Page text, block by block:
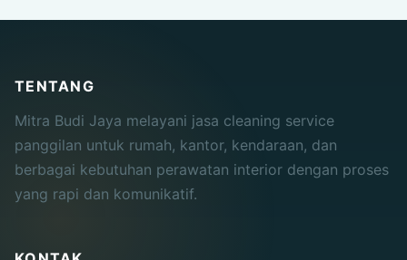
TENTANG
Mitra Budi Jaya melayani jasa cleaning service
panggilan untuk rumah, kantor, kendaraan, dan
berbagai kebutuhan perawatan interior dengan proses
yang rapi dan komunikatif.